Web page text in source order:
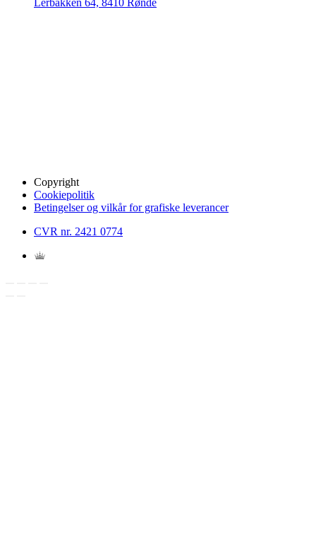
Lerbakken 64, 8410 Rønde
Copyright
Cookiepolitik
Betingelser og vilkår for grafiske leverancer
CVR nr. 2421 0774